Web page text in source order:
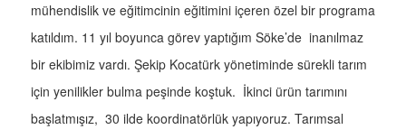
mühendislik ve eğitimcinin eğitimini içeren özel bir programa
katıldım. 11 yıl boyunca görev yaptığım Söke’de inanılmaz
bir ekibimiz vardı. Şekip Kocatürk yönetiminde sürekli tarım
için yenilikler bulma peşinde koştuk. İkinci ürün tarımını
başlatmışız, 30 ilde koordinatörlük yapıyoruz. Tarımsal